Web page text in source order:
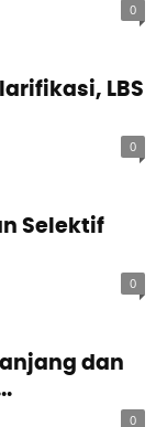
0
LBS
0
Selektif
0
dan
0